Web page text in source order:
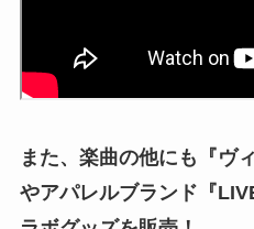
また、楽曲の他にも『ヴ
やアパレルブランド『